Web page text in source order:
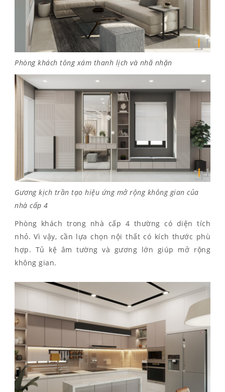
Phòng khách tông xám thanh lịch và nhã nhặn
Gương kịch trần tạo hiệu ứng mở rộng không gian của
nhà cấp 4
Phòng khách trong nhà cấp 4 thường có diện tích
nhỏ. Vì vậy, cần lựa chọn nội thất có kích thước phù
hợp. Tủ kệ âm tường và gương lớn giúp mở rộng
không gian.